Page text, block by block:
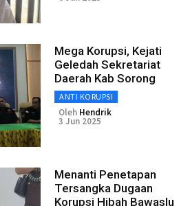
Mega Korupsi, Kejati
Geledah Sekretariat
Daerah Kab Sorong
ANTI KORUPSI
Oleh Hendrik
3 Jun 2025
Menanti Penetapan
Tersangka Dugaan
Korupsi Hibah Bawaslu